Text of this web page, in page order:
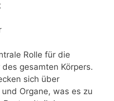
Rolle für die
gesamten Körpers.
sich über
Organe, was es zu